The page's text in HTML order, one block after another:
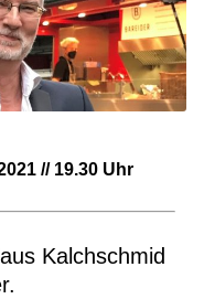
// 19.30 Uhr
Kalchschmid